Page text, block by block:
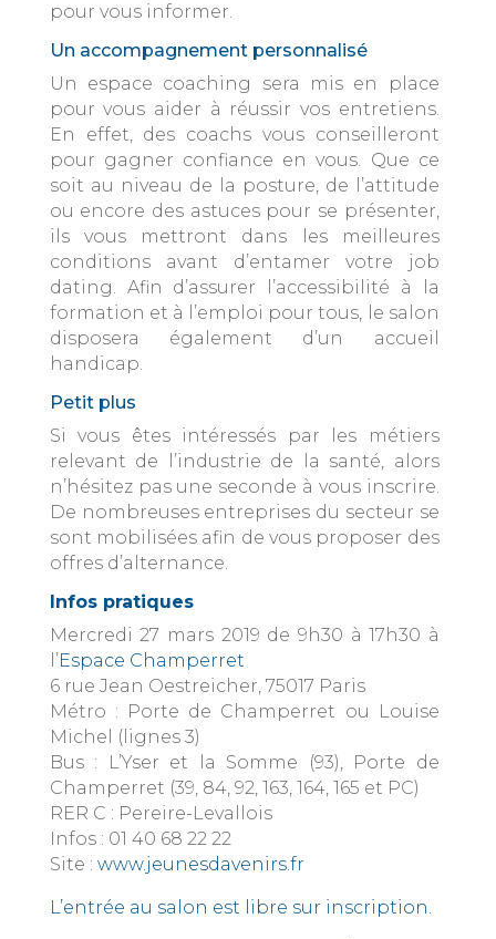
pour vous informer.
Un accompagnement personnalisé
Un espace coaching sera mis en place
pour vous aider à réussir vos entretiens.
En effet, des coachs vous conseilleront
pour gagner confiance en vous. Que ce
soit au niveau de la posture, de l’attitude
ou encore des astuces pour se présenter,
ils vous mettront dans les meilleures
conditions avant d’entamer votre job
dating. Afin d’assurer l’accessibilité à la
formation et à l’emploi pour tous, le salon
disposera également d’un accueil
handicap.
Petit plus
Si vous êtes intéressés par les métiers
relevant de l’industrie de la santé, alors
n’hésitez pas une seconde à vous inscrire.
De nombreuses entreprises du secteur se
sont mobilisées afin de vous proposer des
offres d’alternance.
Infos pratiques
Mercredi 27 mars 2019 de 9h30 à 17h30 à
l’Espace Champerret
6 rue Jean Oestreicher, 75017 Paris
Métro : Porte de Champerret ou Louise
Michel (lignes 3)
Bus : L’Yser et la Somme (93), Porte de
Champerret (39, 84, 92, 163, 164, 165 et PC)
RER C : Pereire-Levallois
Infos : 01 40 68 22 22
Site : www.jeunesdavenirs.fr
L’entrée au salon est libre sur inscription.